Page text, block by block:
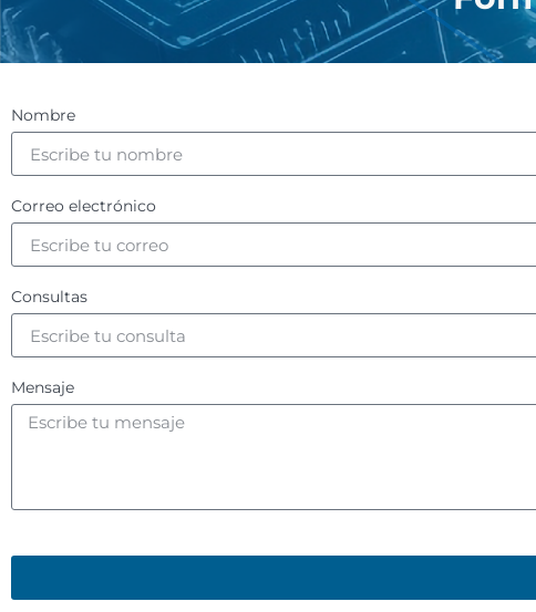
Nombre
Correo electrónico
Consultas
Mensaje